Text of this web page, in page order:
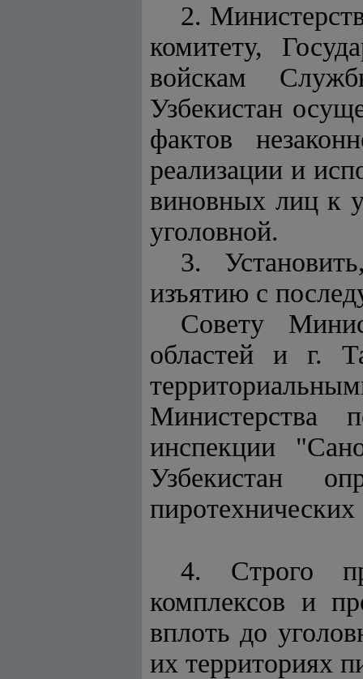
2.
комитету,
войскам
Узбекистан
фактов
реализации и
виновных лиц к
уголовной.
3.
изъятию с
Совету
областей и г.
Министерства
инспекции
Узбекистан
пиротехнических
4. Строго
комплексов и
вплоть до
их территориях